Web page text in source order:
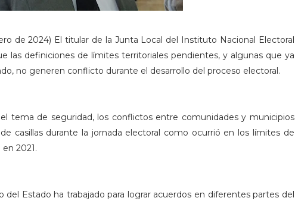
de 2024) El titular de la Junta Local del Instituto Nacional Electoral
las definiciones de límites territoriales pendientes, y algunas que ya
no generen conflicto durante el desarrollo del proceso electoral.
tema de seguridad, los conflictos entre comunidades y municipios
casillas durante la jornada electoral como ocurrió en los límites de
2021.
Estado ha trabajado para lograr acuerdos en diferentes partes del